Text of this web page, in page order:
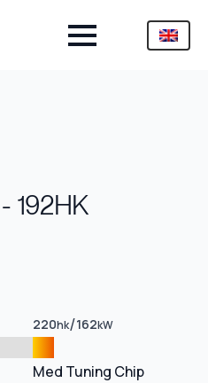
192HK
220hk/162kW
Med Tuning Chip